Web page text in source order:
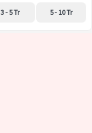
3 - 5 Tr 5 - 10 Tr